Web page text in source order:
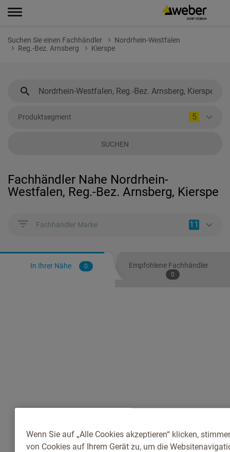
Suchen Sie einen Fachhändler
Nordrhein-Westfalen
Reg.-Bez. Arnsberg
Kierspe
Produktsegment 5
SUCHEN
Fachhändler Nahe Nordrhein-
Westfalen, Reg.-Bez. Arnsberg, Kierspe
Fachhändler Marke 11
In Ihrer Nähe 0 Empfohlene Fachhändler
0
Wenn Sie auf „Alle Cookies akzeptieren“ klicken,
von Cookies auf Ihrem Gerät zu, um die